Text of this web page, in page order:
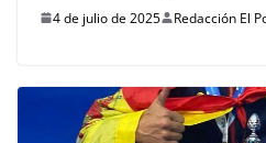
4 de julio de 2025 Redacción El